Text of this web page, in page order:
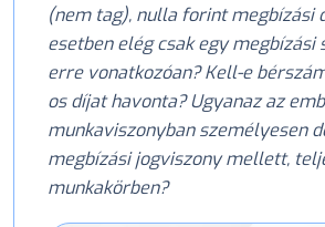
(nem tag), nulla forint megbízási
esetben elég csak egy megbízási
erre vonatkozóan? Kell-e
os díjat havonta? Ugyanaz az
munkaviszonyban személyesen
megbízási jogviszony mellett,
munkakörben?